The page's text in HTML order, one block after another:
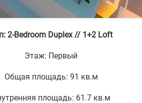
2-Bedroom Duplex // 1+2 Loft
Этаж: Первый
Общая площадь: 91 кв.м
площадь: 61.7 кв.м